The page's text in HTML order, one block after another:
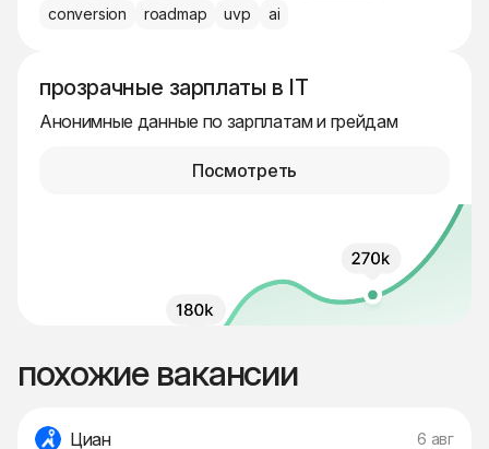
conversion
roadmap uvp ai
прозрачные зарплаты в IT
Анонимные данные по зарплатам и грейдам
Посмотреть
похожие вакансии
Циан 6 авг